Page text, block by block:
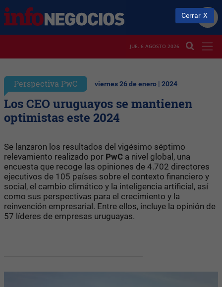
JUE. 6 AGOSTO 2026
Perspectiva PwC viernes 26 de enero | 2024
Los CEO uruguayos se mantienen
optimistas este 2024
Se lanzaron los resultados del vigésimo séptimo
relevamiento realizado por PwC a nivel global, una
encuesta que recoge las opiniones de 4.702 directores
ejecutivos de 105 países sobre el contexto financiero y
social, el cambio climático y la inteligencia artificial, así
como sus perspectivas para el crecimiento y la
reinvención empresarial. Entre ellos, incluye la opinión de
57 líderes de empresas uruguayas.
Cerrar